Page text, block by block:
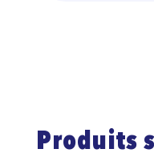
Produits